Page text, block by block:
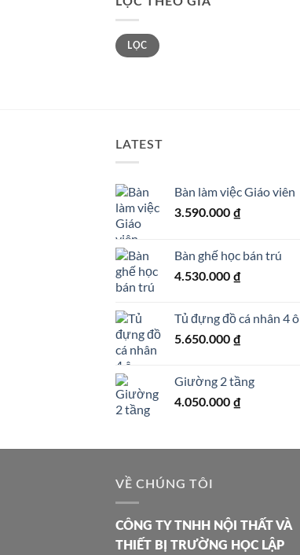
Giá
tối
thiểu
Giá
tối
đa
LỌC
LATEST
Bàn làm việc Giáo viên
3.590.000 ₫
Bàn ghế học bán trú
4.530.000 ₫
Tủ đựng đồ cá nhân 4 ô
5.650.000 ₫
Giường 2 tầng
4.050.000 ₫
VỀ CHÚNG TÔI
CÔNG TY TNHH NỘI THẤT VÀ
THIẾT BỊ TRƯỜNG HỌC LẬP